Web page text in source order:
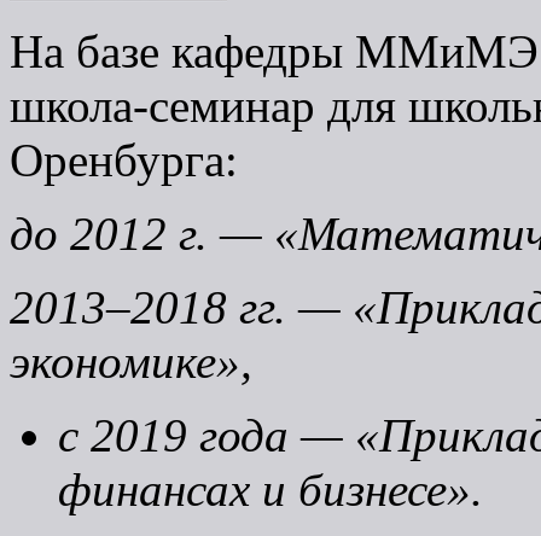
На базе кафедры ММиМЭ
школа-семинар для
Оренбурга:
до 2012 г. —
2013–2018 гг. —
экономике»,
с 2019 года —
финансах и бизнесе».